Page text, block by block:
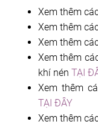
Xem thêm
Xem thêm
Xem thêm
Xem thêm
khí nén TẠI
Xem thêm
TẠI ĐÂY
Xem thêm